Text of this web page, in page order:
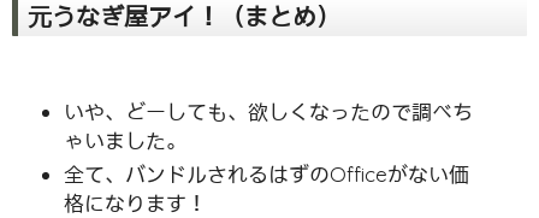
元うなぎ屋アイ！（まとめ）
いや、どーしても、欲しくなったので調べち
ゃいました。
全て、バンドルされるはずのOfficeがない価
格になります！